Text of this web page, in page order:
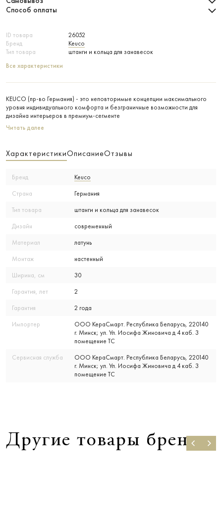
ID товара
26052
Бренд
Keuco
Тип товара
штанги и кольца для занавесок
Все характеристики
KEUCO (пр-во Германия) - это неповторимые концепции максимального
уровня индивидуального комфорта и безграничные возможности для
дизайна интерьеров в премиум-сегменте
Читать далее
Способ оплаты
ХарактеристикиОписаниеОтзывы
Бренд Keuco
Страна Германия
Тип товара штанги и кольца для занавесок
Дизайн современный
Материал латунь
Монтаж настенный
Ширина, см 30
Гарантия, лет 2
Гарантия 2 года
Импортер
ООО КераСмарт. Республика Беларусь, 220140
г. Минск; ул. Ул. Иосифа Жиновича д 4 каб. 3
помещение ТС
Сервисная служба
ООО КераСмарт. Республика Беларусь, 220140
г. Минск; ул. Ул. Иосифа Жиновича д 4 каб. 3
помещение ТС
Другие товары бренда